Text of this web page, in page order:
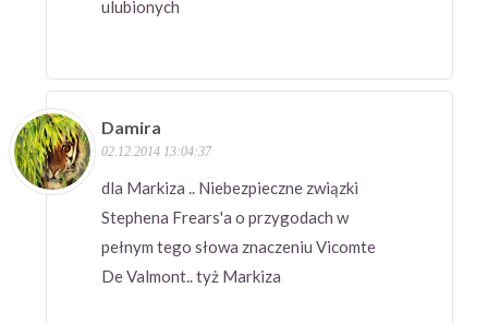
ulubionych
Damira
02.12.2014 13:04:37
dla Markiza .. Niebezpieczne związki
Stephena Frears'a o przygodach w
pełnym tego słowa znaczeniu Vicomte
De Valmont.. tyż Markiza